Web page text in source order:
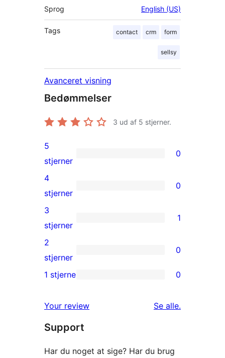
Sprog English (US)
Tags contact crm form
sellsy
Avanceret visning
Bedømmelser
3 ud af 5 stjerner.
0
5-
stjernet
anmeldelser
5
stjerner
0
0
4-
stjernet
anmeldelser
4
stjerner
0
1
3-
stjernet
anmeldelse
3
stjerner
1
0
2-
anmeldelser
2
stjerner
0
stjernet
anmeldelser
1 stjerne 0
Your review Se alleanmeldelser
.
Support
Har du noget at sige? Har du brug